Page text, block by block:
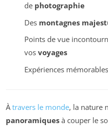
de photographie
Des montagnes
Points de vue
vos voyages
Expériences
Àtravers le monde, la nature
panoramiques à couper le